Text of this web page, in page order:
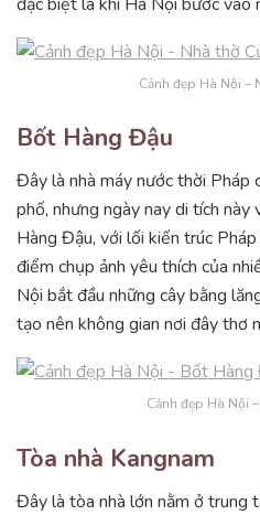
Cảnh đẹp Hà Nội –
Bốt Hàng Đậu
Đây là nhà máy nước thời Pháp
phố, nhưng ngày nay di tích này
Hàng Đậu, với lối kiến trúc
điểm chụp ảnh yêu thích của
Nội bắt đầu những cây bằng
tạo nên không gian nơi đây thơ
Cảnh đẹp Hà Nội
Tòa nhà Kangnam
Đây là tòa nhà lớn nằm ở trung